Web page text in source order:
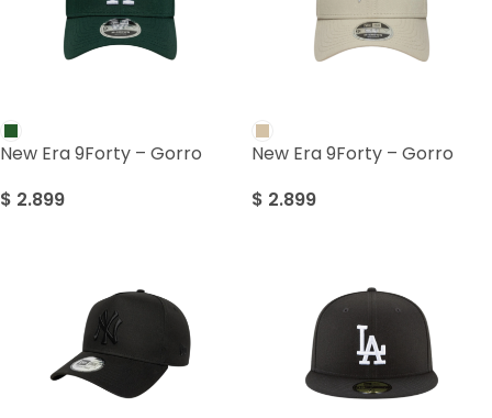
New Era 9Forty – Gorro
$ 2.899
New Era 9Forty – Gorro
$ 2.899